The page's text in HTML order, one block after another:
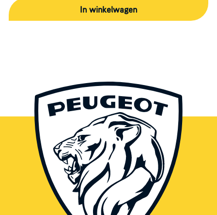
In winkelwagen